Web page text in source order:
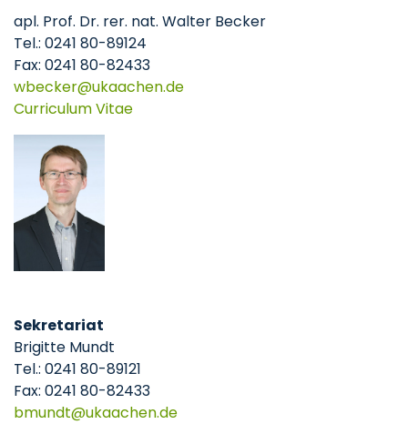
apl. Prof. Dr. rer. nat. Walter Becker
Tel.: 0241 80-89124
Fax: 0241 80-82433
wbecker
ukaachende
Curriculum Vitae
Sekretariat
Brigitte Mundt
Tel.: 0241 80-89121
Fax: 0241 80-82433
bmundt
ukaachende